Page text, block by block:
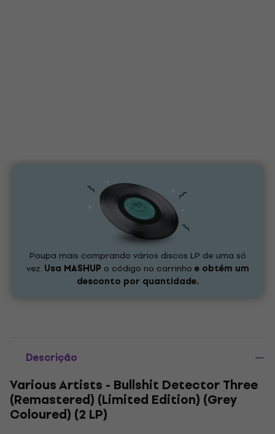
Poupa mais comprando vários discos LP de uma só
vez. Usa MASHUP o código no carrinho e obtém um
desconto por quantidade.
Descrição
Various Artists - Bullshit Detector Three
(Remastered) (Limited Edition) (Grey
Coloured) (2 LP)